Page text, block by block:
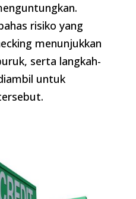
risiko yang
menunjukkan
serta langkah-
untuk